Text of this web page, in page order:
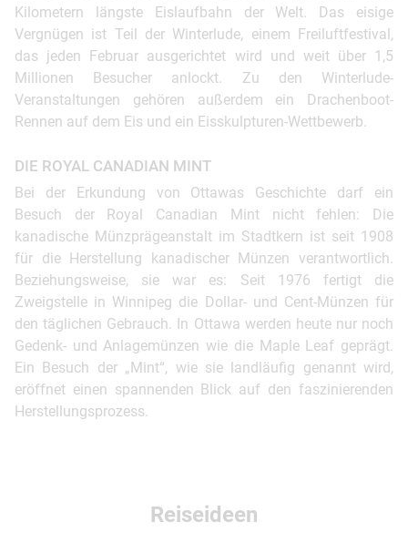
Kilometern längste Eislaufbahn der Welt. Das eisige
Vergnügen ist Teil der Winterlude, einem Freiluftfestival,
das jeden Februar ausgerichtet wird und weit über 1,5
Millionen Besucher anlockt. Zu den Winterlude-
Veranstaltungen gehören außerdem ein Drachenboot-
Rennen auf dem Eis und ein Eisskulpturen-Wettbewerb.
DIE ROYAL CANADIAN MINT
Bei der Erkundung von Ottawas Geschichte darf ein
Besuch der Royal Canadian Mint nicht fehlen: Die
kanadische Münzprägeanstalt im Stadtkern ist seit 1908
für die Herstellung kanadischer Münzen verantwortlich.
Beziehungsweise, sie war es: Seit 1976 fertigt die
Zweigstelle in Winnipeg die Dollar- und Cent-Münzen für
den täglichen Gebrauch. In Ottawa werden heute nur noch
Gedenk- und Anlagemünzen wie die Maple Leaf geprägt.
Ein Besuch der „Mint“, wie sie landläufig genannt wird,
eröffnet einen spannenden Blick auf den faszinierenden
Herstellungsprozess.
Reiseideen